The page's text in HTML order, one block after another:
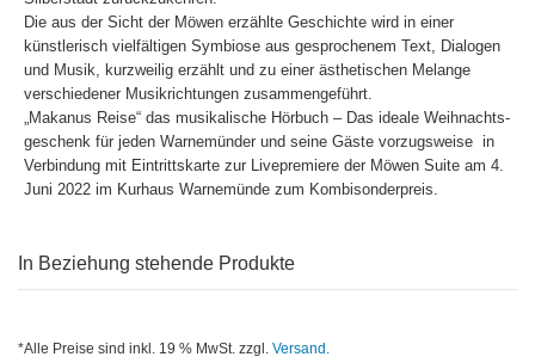
Die aus der Sicht der Möwen erzählte Geschichte wird in einer
künstlerisch vielfältigen Symbiose aus gesprochenem Text, Dialogen
und Musik, kurzweilig erzählt und zu einer ästhetischen Melange
verschiedener Musikrichtungen zusammengeführt.
„Makanus Reise“ das musikalische Hörbuch – Das ideale Weihnachts-
geschenk für jeden Warnemünder und seine Gäste vorzugsweise in
Verbindung mit Eintrittskarte zur Livepremiere der Möwen Suite am 4.
Juni 2022 im Kurhaus Warnemünde zum Kombisonderpreis.
In Beziehung stehende Produkte
*Alle Preise sind inkl. 19 % MwSt. zzgl. Versand.